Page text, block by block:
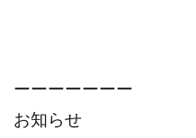
ーーーーーーー
お知らせ